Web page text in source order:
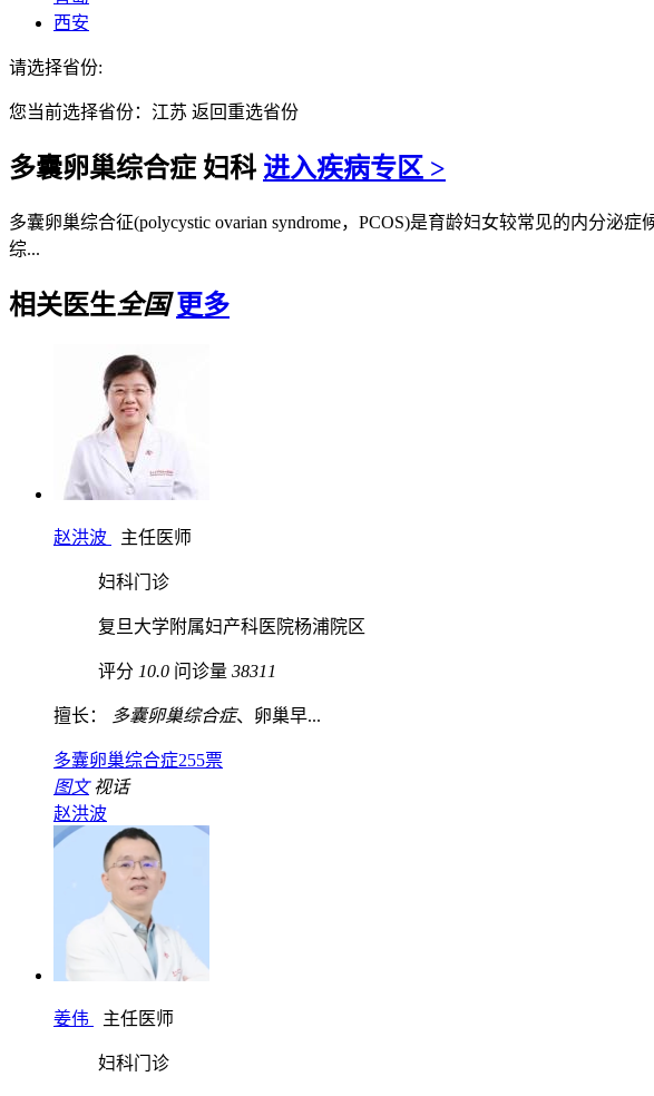
西安
请选择省份:
您当前选择省份： 江苏 返回重选省份
多囊卵巢综合症 妇科 进入疾病专区 >
多囊卵巢综合征(polycystic ovarian syndrome，PCOS)是育龄妇女较常见的内分泌
综...
相关医生全国 更多
赵洪波 主任医师
妇科门诊
复旦大学附属妇产科医院杨浦院区
评分 10.0 问诊量 38311
擅长： 多囊卵巢综合症、卵巢早...
多囊卵巢综合症255票
图文 视话
赵洪波
姜伟 主任医师
妇科门诊